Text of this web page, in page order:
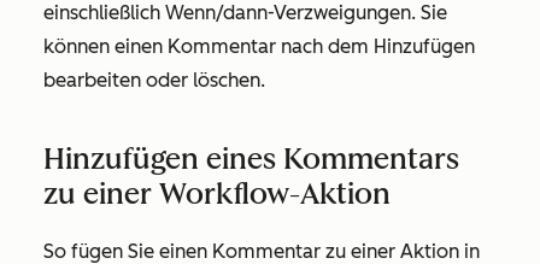
einschließlich Wenn/dann-Verzweigungen. Sie
können einen Kommentar nach dem Hinzufügen
bearbeiten oder löschen.
Hinzufügen eines Kommentars
zu einer Workflow-Aktion
So fügen Sie einen Kommentar zu einer Aktion in